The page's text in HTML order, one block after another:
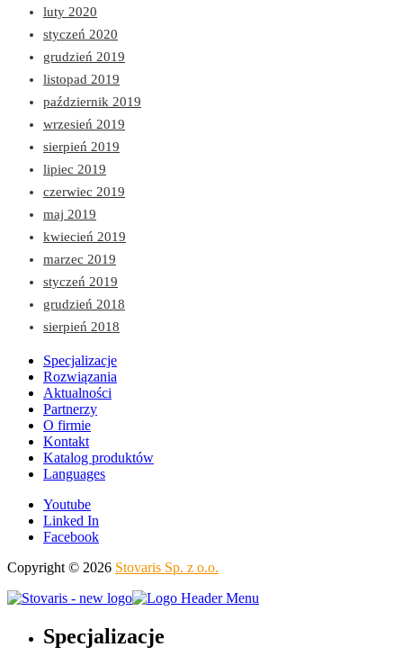
luty 2020
styczeń 2020
grudzień 2019
listopad 2019
październik 2019
wrzesień 2019
sierpień 2019
lipiec 2019
czerwiec 2019
maj 2019
kwiecień 2019
marzec 2019
styczeń 2019
grudzień 2018
sierpień 2018
Specjalizacje
Rozwiązania
Aktualności
Partnerzy
O firmie
Kontakt
Katalog produktów
Languages
Youtube
Linked In
Facebook
Copyright © 2026 Stovaris Sp. z o.o.
Specjalizacje